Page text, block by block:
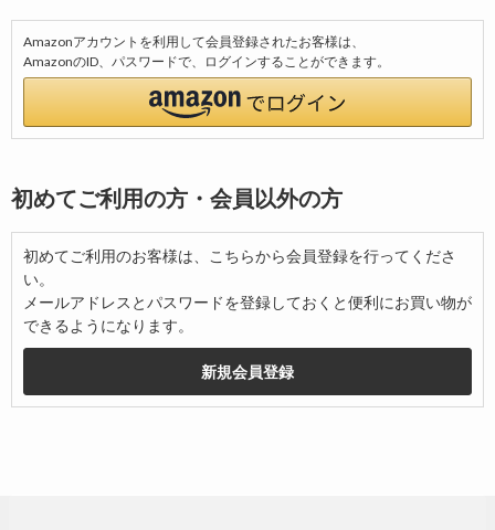
Amazonアカウントを利用して会員登録されたお客様は、
AmazonのID、パスワードで、ログインすることができます。
初めてご利用の方・会員以外の方
初めてご利用のお客様は、こちらから会員登録を行ってくださ
い。
メールアドレスとパスワードを登録しておくと便利にお買い物が
できるようになります。